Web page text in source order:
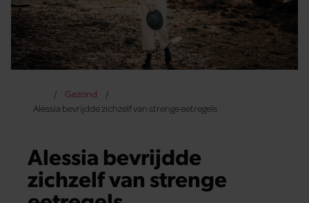
Gezond
Alessia bevrijdde zichzelf van strenge eetregels
Alessia bevrijdde
zichzelf van strenge